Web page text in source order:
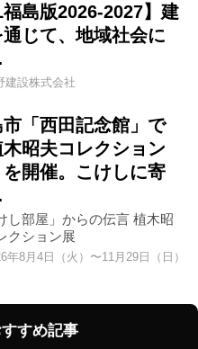
島版2026-2027】建
じて、地域社会に
建設株式会社
「西田記念館」で
木昭夫コレクション
を開催。こけしに寄
し部屋」からの伝言 植木昭
クション展
年8月4日（火）〜11月29日（日）
すめ記事